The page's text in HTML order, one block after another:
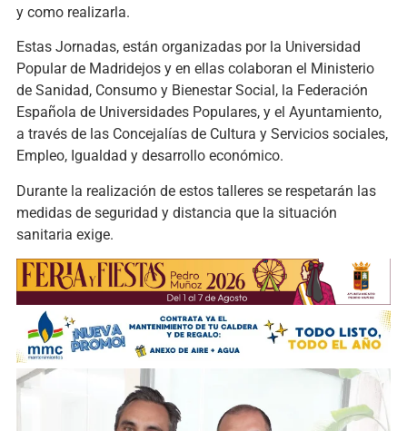
y como realizarla.
Estas Jornadas, están organizadas por la Universidad
Popular de Madridejos y en ellas colaboran el Ministerio
de Sanidad, Consumo y Bienestar Social, la Federación
Española de Universidades Populares, y el Ayuntamiento,
a través de las Concejalías de Cultura y Servicios sociales,
Empleo, Igualdad y desarrollo económico.
Durante la realización de estos talleres se respetarán las
medidas de seguridad y distancia que la situación
sanitaria exige.